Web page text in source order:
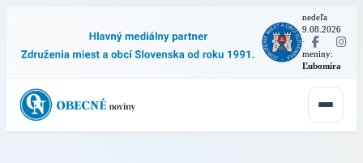
nedeľa
9.08.2026
·
meniny:
Ľubomíra